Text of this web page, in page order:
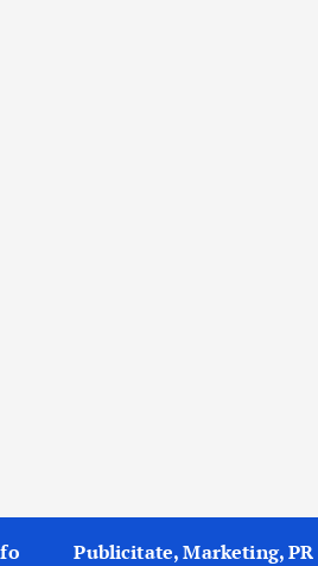
Publicitate, Marketing, PR